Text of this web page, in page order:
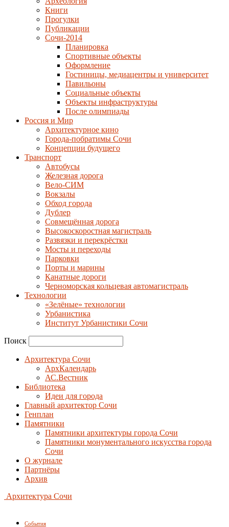
Книги
Прогулки
Публикации
Сочи-2014
Планировка
Спортивные объекты
Оформление
Гостиницы, медиацентры и университет
Павильоны
Социальные объекты
Объекты инфраструктуры
После олимпиады
Россия и Мир
Архитектурное кино
Города-побратимы Сочи
Концепции будущего
Транспорт
Автобусы
Железная дорога
Вело-СИМ
Вокзалы
Обход города
Дублер
Совмещённая дорога
Высокоскоростная магистраль
Развязки и перекрёстки
Мосты и переходы
Парковки
Порты и марины
Канатные дороги
Черноморская кольцевая автомагистраль
Технологии
«Зелёные» технологии
Урбанистика
Институт Урбанистики Сочи
Поиск
Архитектура Сочи
АрхКалендарь
АС.Вестник
Библиотека
Идеи для города
Главный архитектор Сочи
Генплан
Памятники
Памятники архитектуры города Сочи
Памятники монументального искусства города
Сочи
О журнале
Партнёры
Архив
Архитектура Сочи
События